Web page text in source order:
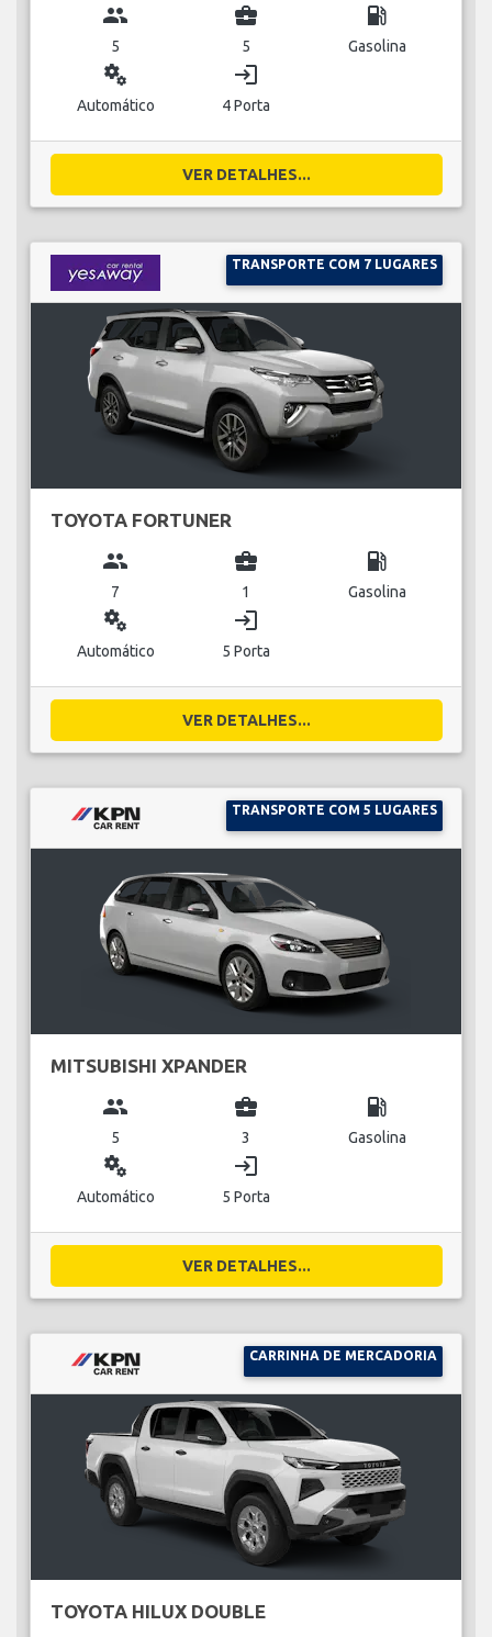
group
5
business_center
5
local_gas_station
Gasolina
miscellaneous_services
Automático
login
4 Porta
VER DETALHES...
TRANSPORTE COM 7 LUGARES
TOYOTA FORTUNER
group
7
business_center
1
local_gas_station
Gasolina
miscellaneous_services
Automático
login
5 Porta
VER DETALHES...
TRANSPORTE COM 5 LUGARES
MITSUBISHI XPANDER
group
5
business_center
3
local_gas_station
Gasolina
miscellaneous_services
Automático
login
5 Porta
VER DETALHES...
CARRINHA DE MERCADORIA
TOYOTA HILUX DOUBLE